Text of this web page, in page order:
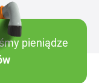
pieniądze